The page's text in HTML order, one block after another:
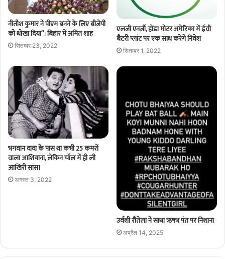
नीतीश कुमार ने पीएम बनने के लिए बीजेपी
को धोखा दिया”: बिहार में अमित शाह
सितम्बर 23, 2022
एलजी एनर्जी, होंडा मोटर अमेरिका में ईवी
बैटरी प्लांट पर एक साथ करेंगे निवेश
सितम्बर 1, 2022
भगवान दादा के पास था कभी 25 कमरों
वाला आशियाना, लेकिन चॉल में ही ली
आखिरी सांस।
अगस्त 3, 2022
उर्वशी रौतेला ने साधा ऋषभ पंत पर निशाना
अप्रैल 14, 2025